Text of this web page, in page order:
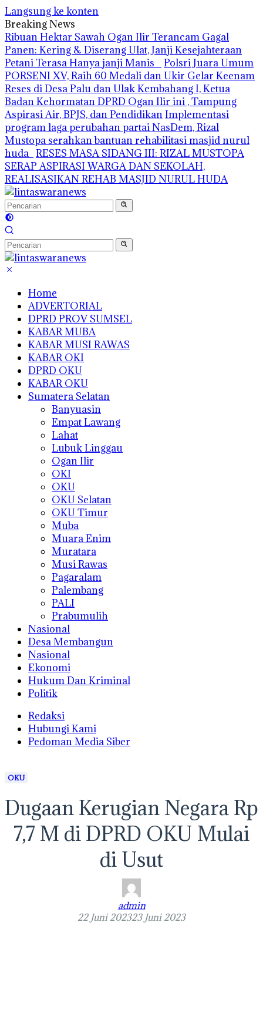
Langsung ke konten
Breaking News
Ribuan Hektar Sawah Ogan Ilir Terancam Gagal
Panen: Kering & Diserang Ulat, Janji Kesejahteraan
Petani Terasa Hanya janji Manis
Polsri Juara Umum
PORSENI XV, Raih 60 Medali dan Ukir Gelar Keenam
Reses di Desa Palu dan Ulak Kembahang I, Ketua
Badan Kehormatan DPRD Ogan Ilir ini , Tampung
Aspirasi Air, BPJS, dan PendidikanImplementasi
program laga perubahan partai NasDem, Rizal
Mustopa serahkan bantuan rehabilitasi masjid nurul
huda RESES MASA SIDANG III: RIZAL MUSTOPA
SERAP ASPIRASI WARGA DAN SEKOLAH,
REALISASIKAN REHAB MASJID NURUL HUDA
Home
ADVERTORIAL
DPRD PROV SUMSEL
KABAR MUBA
KABAR MUSI RAWAS
KABAR OKI
DPRD OKU
KABAR OKU
Sumatera Selatan
Banyuasin
Empat Lawang
Lahat
Lubuk Linggau
Ogan Ilir
OKI
OKU
OKU Selatan
OKU Timur
Muba
Muara Enim
Muratara
Musi Rawas
Pagaralam
Palembang
PALI
Prabumulih
Nasional
Desa Membangun
Nasional
Ekonomi
Hukum Dan Kriminal
Politik
Redaksi
Hubungi Kami
Pedoman Media Siber
OKU
Dugaan Kerugian Negara Rp
7,7 M di DPRD OKU Mulai
di Usut
admin
22 Juni 202323 Juni 2023